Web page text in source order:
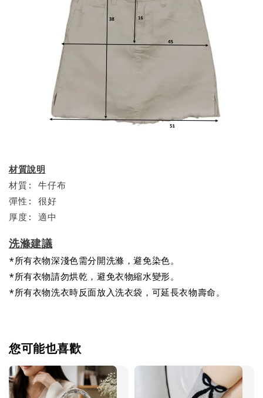
材質說明
材質: 牛仔布
彈性: 很好
厚度: 適中
洗滌建議
*所有衣物深淺色需分開洗滌，避免染色。
*所有衣物請勿烘乾，避免衣物縮水變形。
*所有衣物洗衣時反面放入洗衣袋，可延長衣物壽命。
您可能也喜歡